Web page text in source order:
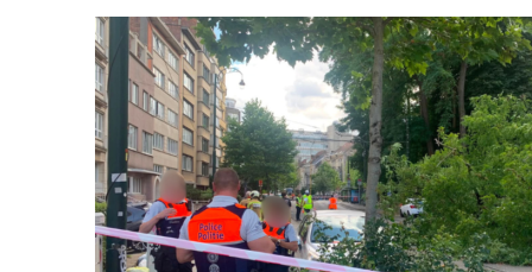
05 août 2026Consulter l'article "Les lignes de tram 8 et
Partager l'article
Facebook
TwitterWhatsApp
Share
09 juillet 2026- 16h41